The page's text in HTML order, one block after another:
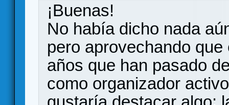
¡Buenas!
No había dicho nada
pero aprovechando
años que han pasado
como organizador